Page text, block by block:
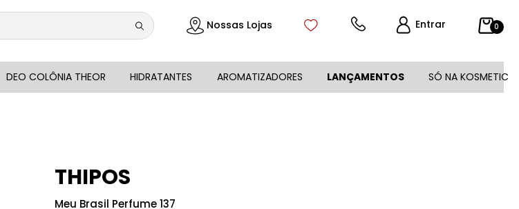
Nossas Lojas Entrar 0
DEO COLÔNIA THEOR HIDRATANTES AROMATIZADORES LANÇAMENTOS SÓ NA KOSMETIC
THIPOS
Meu Brasil Perfume 137